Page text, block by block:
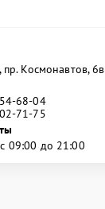
​пр. Космонавтов, 6в
68-04
71-75
09:00 до 21:00